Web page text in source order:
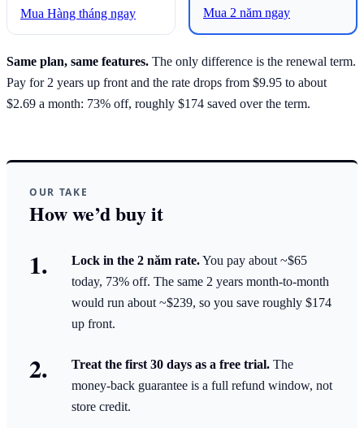
Mua Hàng tháng ngay Mua 2 năm ngay
Same plan, same features. The only difference is the renewal term.
Pay for 2 years up front and the rate drops from $9.95 to about
$2.69 a month: 73% off, roughly $174 saved over the term.
OUR TAKE
How we’d buy it
Lock in the 2 năm rate.You pay about ~$65
today, 73% off. The same 2 years month-to-month
would run about ~$239, so you save roughly $174
up front.
Treat the first 30 days as a free trial. The
money-back guarantee is a full refund window, not
store credit.